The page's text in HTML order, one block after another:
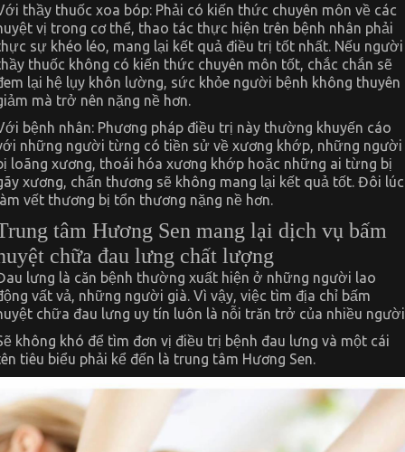
thầy thuốc xoa bóp: Phải có kiến thức chuyên môn về các
vị trong cơ thể, thao tác thực hiện trên bệnh nhân phải
sự khéo léo, mang lại kết quả điều trị tốt nhất. Nếu người
thuốc không có kiến thức chuyên môn tốt, chắc chắn sẽ
lại hệ lụy khôn lường, sức khỏe người bệnh không thuyên
mà trở nên nặng nề hơn.
bệnh nhân: Phương pháp điều trị này thường khuyến cáo
những người từng có tiền sử về xương khớp, những người
loãng xương, thoái hóa xương khớp hoặc những ai từng bị
xương, chấn thương sẽ không mang lại kết quả tốt. Đôi lúc
vết thương bị tổn thương nặng nề hơn.
tâm Hương Sen mang lại dịch vụ bấm
chữa đau lưng chất lượng
lưng là căn bệnh thường xuất hiện ở những người lao
vất vả, những người già. Vì vậy, việc tìm địa chỉ bấm
chữa đau lưng uy tín luôn là nỗi trăn trở của nhiều
không khó để tìm đơn vị điều trị bệnh đau lưng và một cái
tiêu biểu phải kể đến là trung tâm Hương Sen.